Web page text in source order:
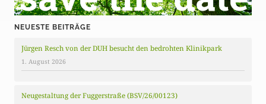
NEUESTE BEITRÄGE
Jürgen Resch von der DUH besucht den bedrohten Klinikpark
1. August 2026
Neugestaltung der Fuggerstraße (BSV/26/00123)